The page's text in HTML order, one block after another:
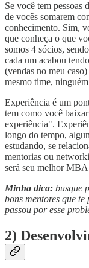
Se você tem pessoas
de vocês somarem
conhecimento. Sim,
que conheça o que
somos 4 sócios,
cada um acabou
(vendas no meu
mesmo time,
Experiência é um
tem como você
experiência".
longo do tempo,
estudando, se
mentorias ou
será seu melhor
Minha dica: busque
bons mentores que
passou por esse
2)